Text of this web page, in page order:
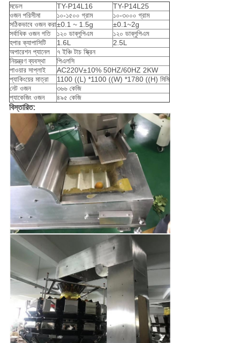
মডেল TY-P14L16
TY-P14L25
ওজন পরিসীমা
১০-১৫০০ গ্রাম
১০-৩০০০ গ্রাম
সঠিকভাবে ওজন করা±0.1 ~ 1.5g
±0.1~2g
সর্বাধিক ওজন গতি
১২০ ডাব্লুপিএম
১২০ ডাব্লুপিএম
হপার ক্যাপাসিটি
1.6L
2.5L
অপারেশন প্যানেল
৭ ইঞ্চি টাচ স্ক্রিন
নিয়ন্ত্রণ ব্যবস্থা
পিএলসি
পাওয়ার সাপ্লাই
AC220V±10% 50HZ/60HZ 2KW
প্যাকিংয়ের মাত্রা
1100 ((L) *1100 ((W) *1780 ((H) মিমি
নেট ওজন
৩৬৬ কেজি
প্যাকেজিং ওজন
৪৯৫ কেজি
বিস্তারিত: